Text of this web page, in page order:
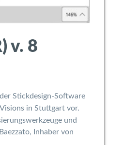
v. 8
Stickdesign-Software
in Stuttgart vor.
und
Inhaber von